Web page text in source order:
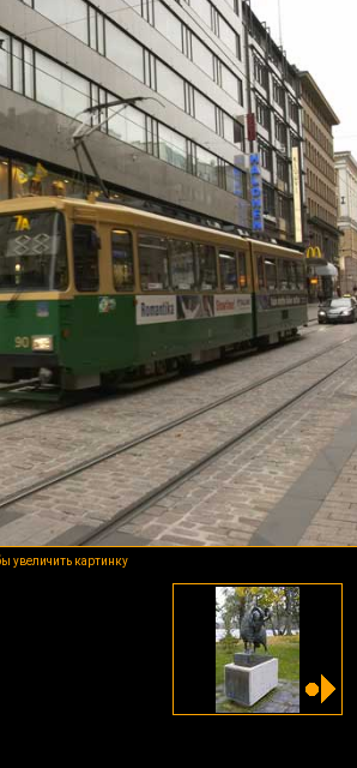
увеличить картинку